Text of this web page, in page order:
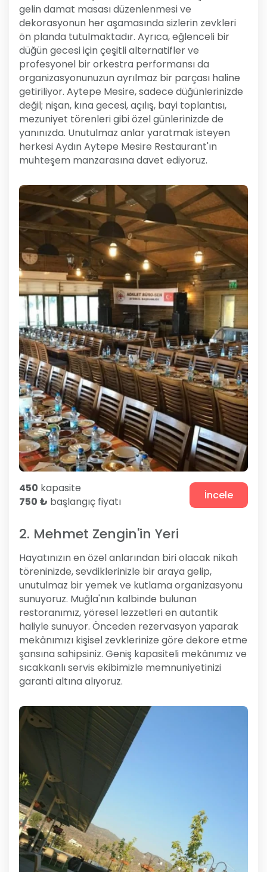
gelin damat masası düzenlenmesi ve
dekorasyonun her aşamasında sizlerin zevkleri
ön planda tutulmaktadır. Ayrıca, eğlenceli bir
düğün gecesi için çeşitli alternatifler ve
profesyonel bir orkestra performansı da
organizasyonunuzun ayrılmaz bir parçası haline
getiriliyor. Aytepe Mesire, sadece düğünlerinizde
değil; nişan, kına gecesi, açılış, bayi toplantısı,
mezuniyet törenleri gibi özel günlerinizde de
yanınızda. Unutulmaz anlar yaratmak isteyen
herkesi Aydın Aytepe Mesire Restaurant'ın
muhteşem manzarasına davet ediyoruz.
450 kapasite
750 ₺ başlangıç fiyatı İncele
2. Mehmet Zengin'in Yeri
Hayatınızın en özel anlarından biri olacak nikah
töreninizde, sevdiklerinizle bir araya gelip,
unutulmaz bir yemek ve kutlama organizasyonu
sunuyoruz. Muğla'nın kalbinde bulunan
restoranımız, yöresel lezzetleri en autantik
haliyle sunuyor. Önceden rezervasyon yaparak
mekânımızı kişisel zevklerinize göre dekore etme
şansına sahipsiniz. Geniş kapasiteli mekânımız ve
sıcakkanlı servis ekibimizle memnuniyetinizi
garanti altına alıyoruz.